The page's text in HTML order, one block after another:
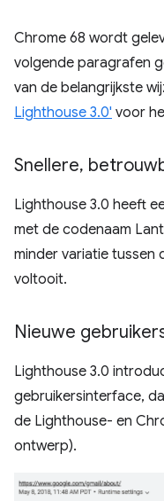
Chrome 68 wordt
volgende paragrafen
van de belangrijkste
Lighthouse 3.0' voor
Snellere,
Lighthouse 3.0 heeft
met de codenaam
minder variatie tussen
voltooit.
Nieuwe
Lighthouse 3.0
gebruikersinterface,
de Lighthouse- en
ontwerp).